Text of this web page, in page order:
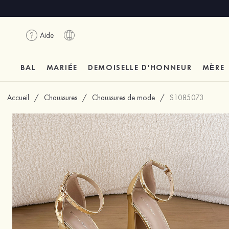
Aide
BAL MARIÉE DEMOISELLE D'HONNEUR MÈRE
Accueil / Chaussures / Chaussures de mode / S1085073